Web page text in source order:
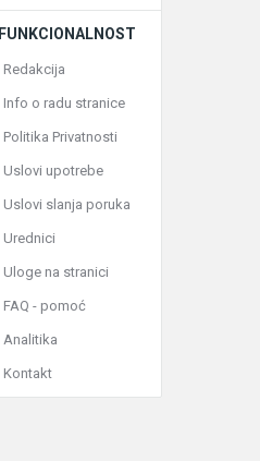
FUNKCIONALNOST
Redakcija
Info o radu stranice
Politika Privatnosti
Uslovi upotrebe
Uslovi slanja poruka
Urednici
Uloge na stranici
FAQ - pomoć
Analitika
Kontakt